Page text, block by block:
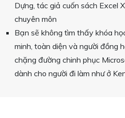
Dựng, tác giả cuốn sách Excel
chuyên môn
Bạn sẽ không tìm thấy khóa
minh, toàn diện và người đồng
chặng đường chinh phục
dành cho người đi làm như ở